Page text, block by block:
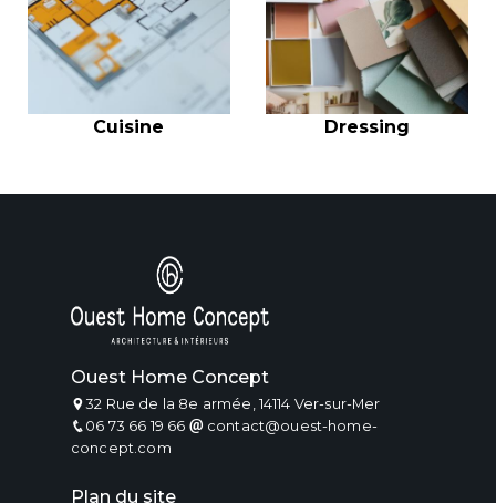
Cuisine Dressing
Ouest Home Concept
32 Rue de la 8e armée, 14114 Ver-sur-Mer
06 73 66 19 66
contact@ouest-home-
concept.com
Plan du site